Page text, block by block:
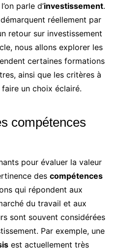
parle d’investissement.
réellement par
retour sur investissement
nous allons explorer les
certaines formations
ainsi que les critères à
un choix éclairé.
compétences
pour évaluer la valeur
des compétences
qui répondent aux
du travail et aux
sont souvent considérées
Par exemple, une
est actuellement très